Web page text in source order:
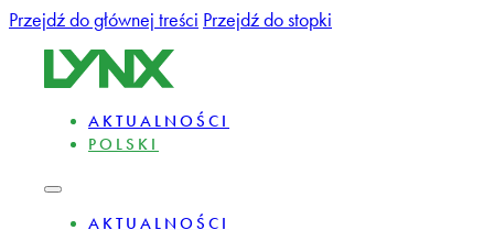
Przejdź do głównej treści Przejdź do stopki
AKTUALNOŚCI
POLSKI
AKTUALNOŚCI